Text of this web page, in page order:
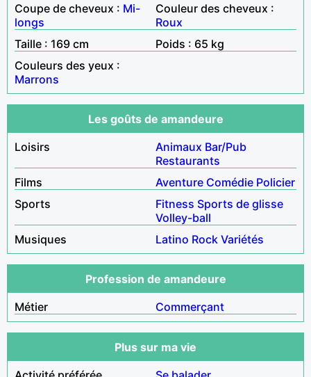
Coupe de cheveux : Mi-
longs
Couleur des cheveux :
Roux
Taille : 169 cm
Poids : 65 kg
Couleurs des yeux :
Marrons
Les goûts de amandeure
Loisirs
Animaux Bar/Pub
Restaurants
Films
Aventure Comédie Policier
Sports
Fitness Sports de glisse
Volley-ball
Musiques
Latino Rock Variétés
Profession de amandeure
Métier
Commerçant
Plus sur ma vie